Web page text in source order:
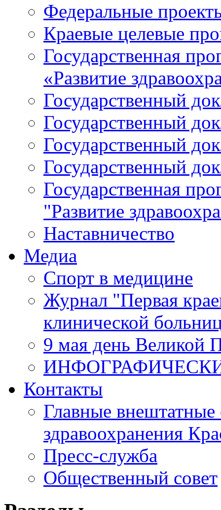
Федеральные
Краевые целевые
Государственная
«Развитие
Государственный
Государственный
Государственный
Государственный
Государственная
"Развитие
Наставничество
Медиа
Спорт в медицине
Журнал "Первая
клинической
9 мая день Великой
Контакты
Главные внештатные
здравоохранения
Пресс-служба
Общественный совет